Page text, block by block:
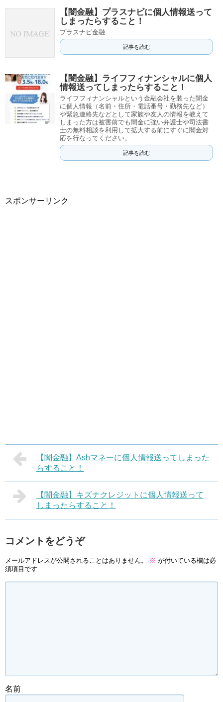
【闇金融】プラスナビに個人情報送って
しまったらすること！
プラスナビ金融
記事を読む
【闇金融】ライフフィナンシャルに個人
情報送ってしまったらすること！
ライフフィナンシャルという金融会社を装った闇金
に個人情報（名前・住所・電話番号・勤務先など）
や緊急連絡先などとして家族や友人の情報を教えて
しまった方は被害前でも闇金に強い弁護士や司法書
士の無料相談を利用して拡大する前にすぐに闇金対
応を行なってください。
記事を読む
スポンサーリンク
【闇金融】Ashマネーに個人情報送ってしまった
らすること！
【闇金融】キズナクレジットに個人情報送って
しまったらすること！
コメントをどうぞ
メールアドレスが公開されることはありません。 ※ が付いている欄は必
須項目です
名前